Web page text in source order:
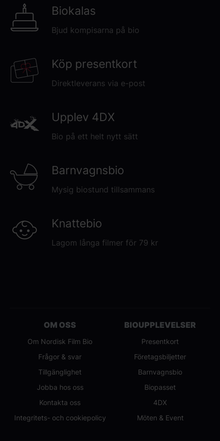
Biokalas
Bjud kompisarna på bio
Köp presentkort
Direktleverans via e-post
Upplev 4DX
Bio på ett helt nytt sätt
Barnvagnsbio
Mysig biostund tillsammans
Knattebio
Lagom långa filmer för 79 kr
OM OSS
Om Nordisk Film Bio
Frågor & svar
Tillgänglighet
Jobba hos oss
Kontakta oss
Integritets- och cookiepolicy
BIOUPPLEVELSER
Presentkort
Företagsbiljetter
Barnvagnsbio
Biopasset
4DX
Möten & Event